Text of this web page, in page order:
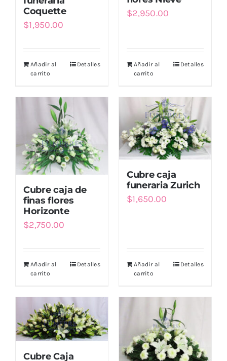
Coquette
$1,950.00
Añadir al
carrito
Detalles
$2,950.00
Añadir al
carrito
Detalles
Cubre caja de
finas flores
Horizonte
$2,750.00
Añadir al
carrito
Detalles
Cubre caja
funeraria Zurich
$1,650.00
Añadir al
carrito
Detalles
Cubre Caja